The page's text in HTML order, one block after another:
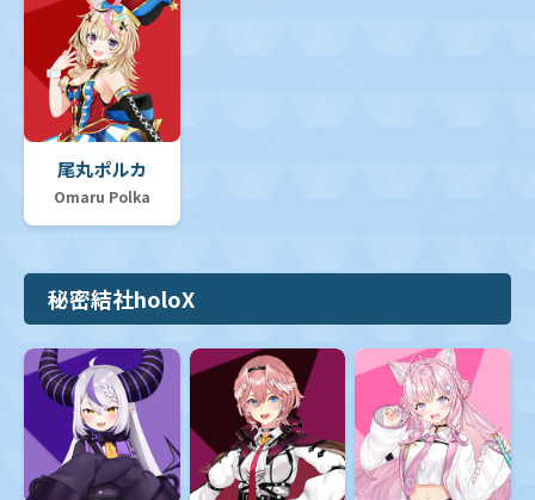
尾丸ポルカ
Omaru Polka
秘密結社holoX